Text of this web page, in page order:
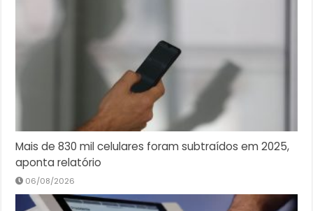
Mais de 830 mil celulares foram subtraídos em 2025,
aponta relatório
06/08/2026